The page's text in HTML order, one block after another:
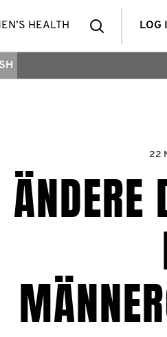
SearchLOG
HEALTH
22
ÄNDERE